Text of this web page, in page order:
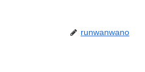
runwanwano